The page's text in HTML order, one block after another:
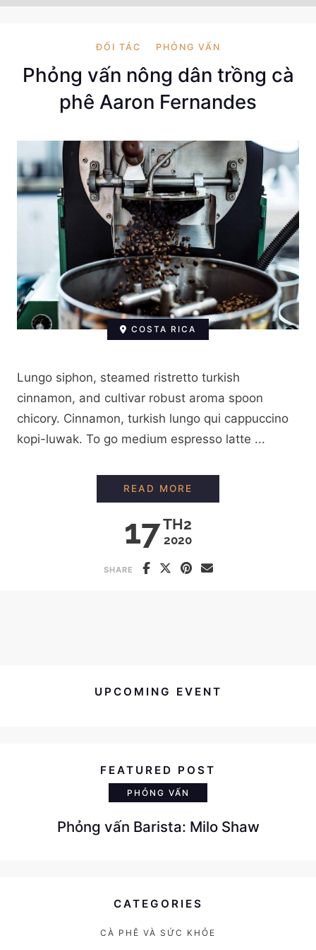
ĐỐI TÁC PHỎNG VẤN
Phỏng vấn nông dân trồng cà
phê Aaron Fernandes
COSTA RICA
Lungo siphon, steamed ristretto turkish
cinnamon, and cultivar robust aroma spoon
chicory. Cinnamon, turkish lungo qui cappuccino
kopi-luwak. To go medium espresso latte ...
17TH2
2020
READ MORE
SHARE
UPCOMING EVENT
FEATURED POST
PHỎNG VẤN
Phỏng vấn Barista: Milo Shaw
CATEGORIES
CÀ PHÊ VÀ SỨC KHỎE